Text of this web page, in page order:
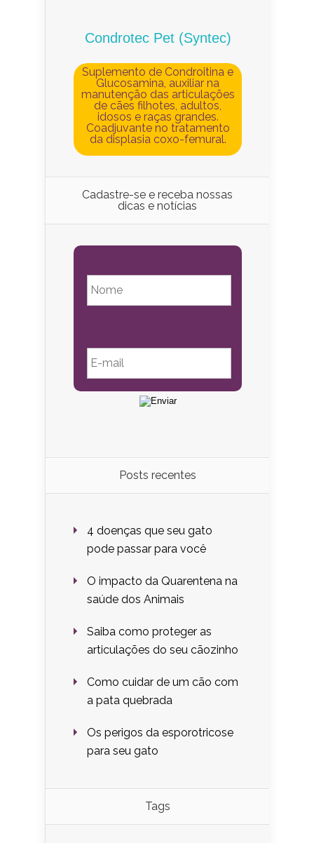
Condrotec Pet (Syntec)
Suplemento de Condroitina e
Glucosamina, auxiliar na
manutenção das articulações
de cães filhotes, adultos,
idosos e raças grandes.
Coadjuvante no tratamento
da displasia coxo-femural.
Cadastre-se e receba nossas
dicas e notícias
Posts recentes
4 doenças que seu gato
pode passar para você
O impacto da Quarentena na
saúde dos Animais
Saiba como proteger as
articulações do seu cãozinho
Como cuidar de um cão com
a pata quebrada
Os perigos da esporotricose
para seu gato
Tags